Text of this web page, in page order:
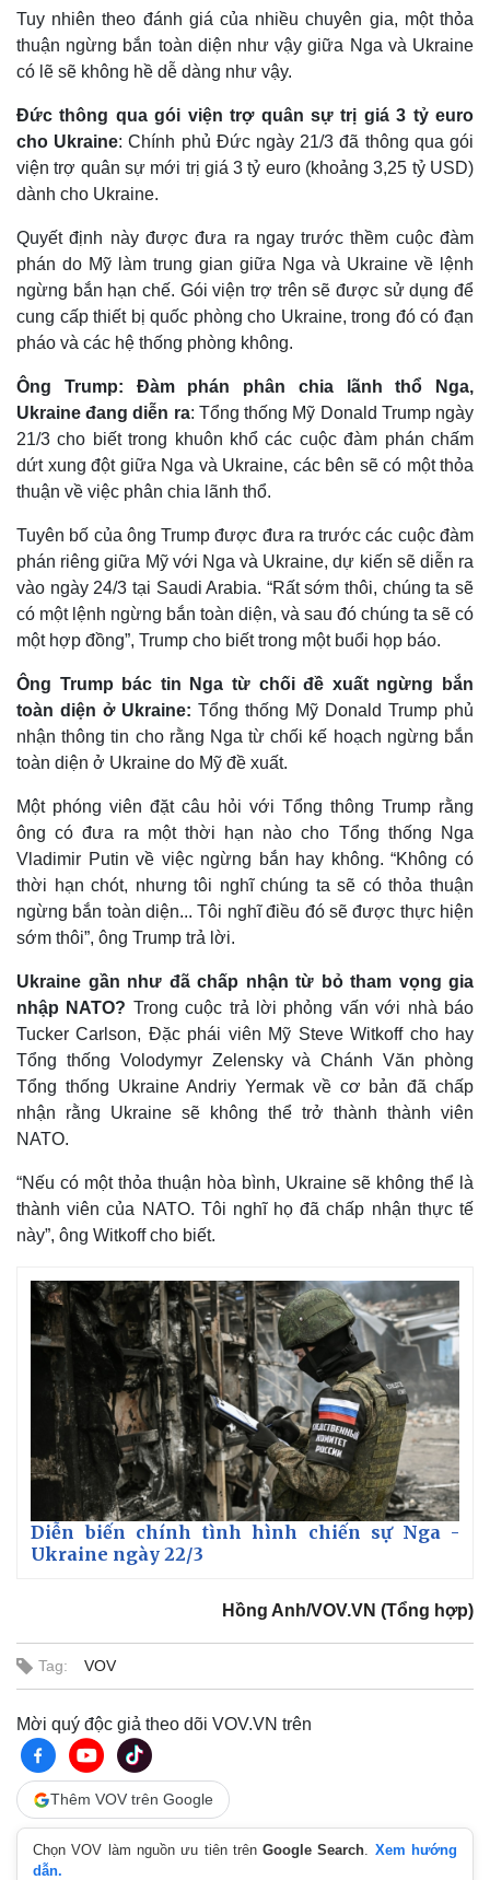
Kinh tế
Bất động sản
Khởi nghiệp
Thị trường
Giá vàng
Tiêu dùng
Tỷ giá
Chứng khoán
Giá cà phê
Tuy nhiên theo đánh giá của nhiều chuyên gia, một thỏa
thuận ngừng bắn toàn diện như vậy giữa Nga và Ukraine
có lẽ sẽ không hề dễ dàng như vậy.
Đức thông qua gói viện trợ quân sự trị giá 3 tỷ euro
cho Ukraine: Chính phủ Đức ngày 21/3 đã thông qua gói
viện trợ quân sự mới trị giá 3 tỷ euro (khoảng 3,25 tỷ USD)
dành cho Ukraine.
Quyết định này được đưa ra ngay trước thềm cuộc đàm
phán do Mỹ làm trung gian giữa Nga và Ukraine về lệnh
ngừng bắn hạn chế. Gói viện trợ trên sẽ được sử dụng để
cung cấp thiết bị quốc phòng cho Ukraine, trong đó có đạn
pháo và các hệ thống phòng không.
Ông Trump: Đàm phán phân chia lãnh thổ Nga,
Ukraine đang diễn ra: Tổng thống Mỹ Donald Trump ngày
21/3 cho biết trong khuôn khổ các cuộc đàm phán chấm
dứt xung đột giữa Nga và Ukraine, các bên sẽ có một thỏa
thuận về việc phân chia lãnh thổ.
Tuyên bố của ông Trump được đưa ra trước các cuộc đàm
phán riêng giữa Mỹ với Nga và Ukraine, dự kiến sẽ diễn ra
vào ngày 24/3 tại Saudi Arabia. “Rất sớm thôi, chúng ta sẽ
có một lệnh ngừng bắn toàn diện, và sau đó chúng ta sẽ có
một hợp đồng”, Trump cho biết trong một buổi họp báo.
Ông Trump bác tin Nga từ chối đề xuất ngừng bắn
toàn diện ở Ukraine: Tổng thống Mỹ Donald Trump phủ
nhận thông tin cho rằng Nga từ chối kế hoạch ngừng bắn
toàn diện ở Ukraine do Mỹ đề xuất.
Một phóng viên đặt câu hỏi với Tổng thông Trump rằng
ông có đưa ra một thời hạn nào cho Tổng thống Nga
Vladimir Putin về việc ngừng bắn hay không. “Không có
thời hạn chót, nhưng tôi nghĩ chúng ta sẽ có thỏa thuận
ngừng bắn toàn diện... Tôi nghĩ điều đó sẽ được thực hiện
sớm thôi”, ông Trump trả lời.
Ukraine gần như đã chấp nhận từ bỏ tham vọng gia
nhập NATO? Trong cuộc trả lời phỏng vấn với nhà báo
Tucker Carlson, Đặc phái viên Mỹ Steve Witkoff cho hay
Tổng thống Volodymyr Zelensky và Chánh Văn phòng
Tổng thống Ukraine Andriy Yermak về cơ bản đã chấp
nhận rằng Ukraine sẽ không thể trở thành thành viên
NATO.
“Nếu có một thỏa thuận hòa bình, Ukraine sẽ không thể là
thành viên của NATO. Tôi nghĩ họ đã chấp nhận thực tế
này”, ông Witkoff cho biết.
Diễn biến chính tình hình chiến sự Nga -
Ukraine ngày 22/3
Hồng Anh/VOV.VN (Tổng hợp)
Tag: VOV
Mời quý độc giả theo dõi VOV.VN trên
Thêm VOV trên Google
Chọn VOV làm nguồn ưu tiên trênGoogle Search. Xem hướng
dẫn.